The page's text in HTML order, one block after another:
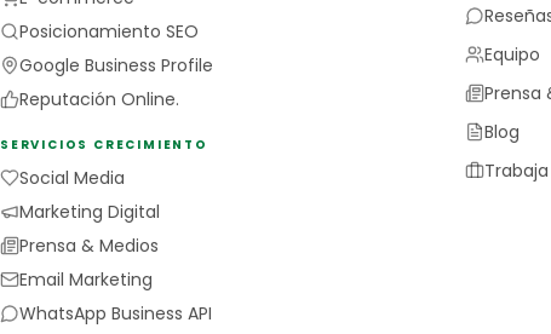
Posicionamiento SEO
Google Business Profile
Reputación Online.
SERVICIOS CRECIMIENTO
Social Media
Marketing Digital
Prensa & Medios
Email Marketing
WhatsApp Business API
Equipo
Prensa
Blog